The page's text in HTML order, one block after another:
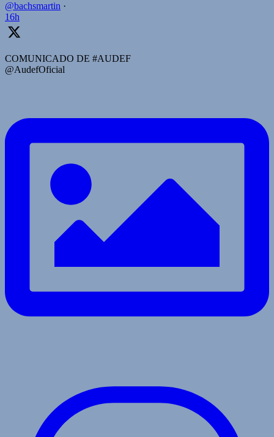
@bachsmartin ·
16h
COMUNICADO DE #AUDEF
@AudefOficial